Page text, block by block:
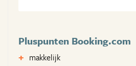
Pluspunten Booking.com
makkelijk